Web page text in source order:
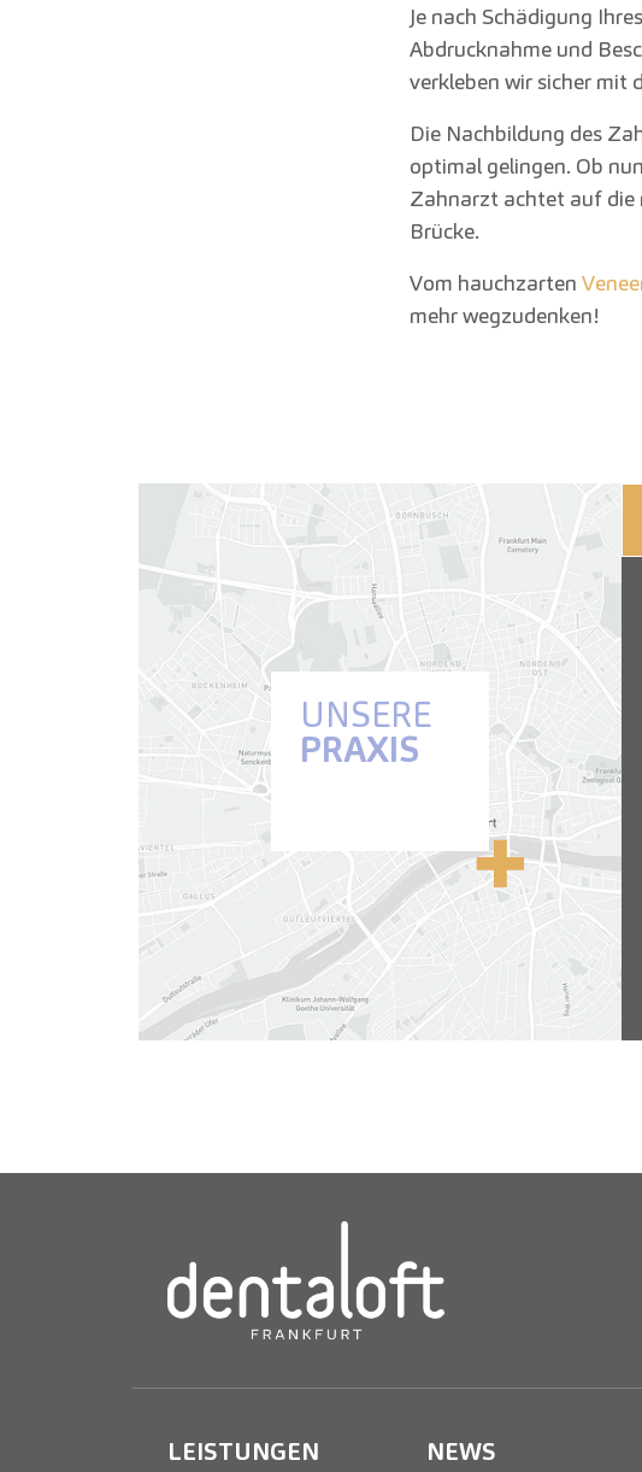
Je nach Schädigung
Abdrucknahme und
verkleben wir sicher mit
Die Nachbildung des
optimal gelingen. Ob
Zahnarzt achtet auf die
Brücke.
Vom hauchzarten
mehr wegzudenken!
UNSERE
PRAXIS
LEISTUNGEN NEWS